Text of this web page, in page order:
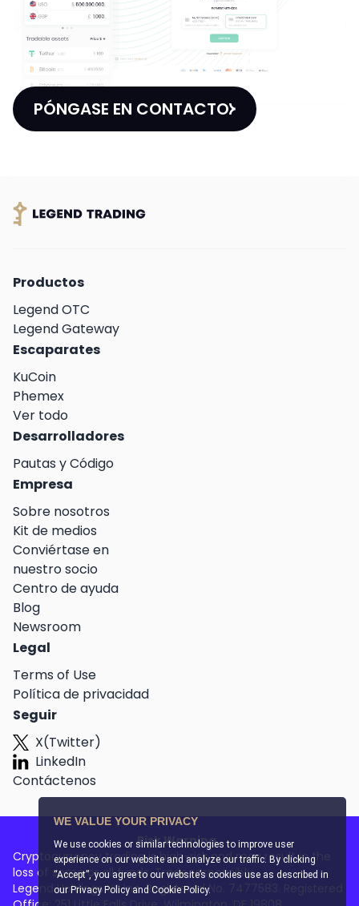
WE VALUE YOUR PRIVACY
We use cookies or similar technologies to improve user
experience on our website and analyze our traffic. By clicking
“Accept”, you agree to our website’s cookies use as described in
ourPrivacy Policy and Cookie Policy.
PÓNGASE EN CONTACTO
Productos
Legend OTC
Legend Gateway
Escaparates
KuCoin
Phemex
Ver todo
Desarrolladores
Pautas y Código
Empresa
Sobre nosotros
Kit de medios
Conviértase en
nuestro socio
Centro de ayuda
Blog
Newsroom
Legal
Terms of Use
Política de privacidad
Seguir
X(Twitter)
LinkedIn
Contáctenos
Risk Warning
Cryptocurrency trading is high-risk and may result in the
loss of some or all funds. Trade responsibly.
Legend Holdings US Inc. Registered No. 7477583. Registered